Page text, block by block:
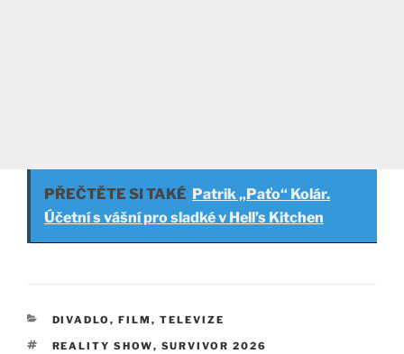
PŘEČTĚTE SI TAKÉ Patrik „Paťo“ Kolár.
Účetní s vášní pro sladké v Hell’s Kitchen
RUBRIKY
DIVADLO, FILM, TELEVIZE
ŠTÍTKY
REALITY SHOW, SURVIVOR 2026